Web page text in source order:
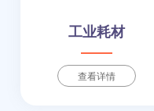
工业耗材
查看详情